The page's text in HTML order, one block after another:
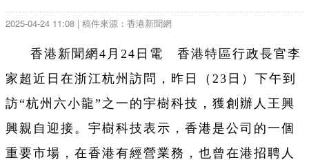
2025-04-24 11:08 | 稿件來源：香港新聞網
香港新聞網4月24日電 香港特區行政長官李
家超近日在浙江杭州訪問，昨日（23日）下午到
訪“杭州六小龍”之一的宇樹科技，獲創辦人王興
興親自迎接。宇樹科技表示，香港是公司的一個
重要市場，在香港有經營業務，也曾在港招聘人